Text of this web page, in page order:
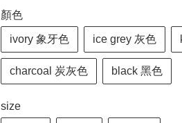
顏色
ivory 象牙色 ice grey 灰色
charcoal 炭灰色 black 黑色
size